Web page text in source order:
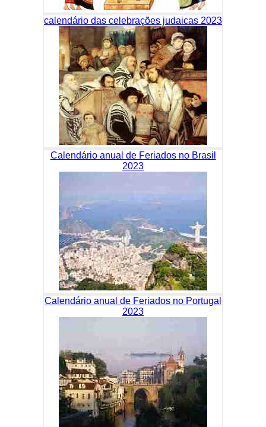
calendário das celebrações judaicas 2023
Calendário anual de Feriados no Brasil
2023
Calendário anual de Feriados no Portugal
2023